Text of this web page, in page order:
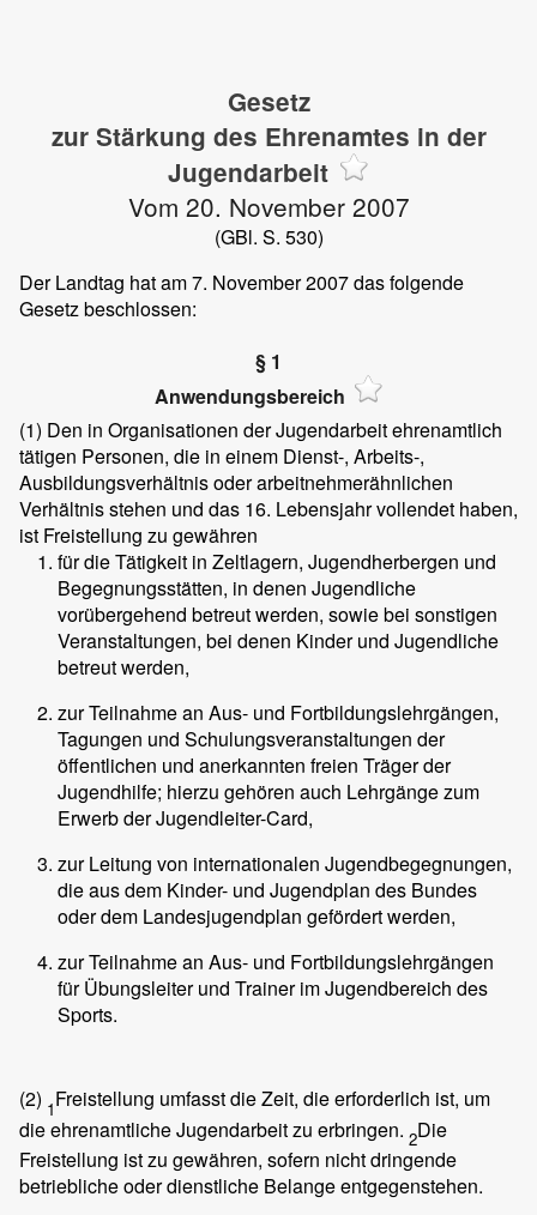
Gesetz
zur Stärkung des Ehrenamtes in der
Jugendarbeit
Vom 20. November 2007
(GBl. S. 530)
Der Landtag hat am 7. November 2007 das folgende
Gesetz beschlossen:
§ 1
Anwendungsbereich
(1) Den in Organisationen der Jugendarbeit ehrenamtlich
tätigen Personen, die in einem Dienst-, Arbeits-,
Ausbildungsverhältnis oder arbeitnehmerähnlichen
Verhältnis stehen und das 16. Lebensjahr vollendet haben,
ist Freistellung zu gewähren
für die Tätigkeit in Zeltlagern, Jugendherbergen und
Begegnungsstätten, in denen Jugendliche
vorübergehend betreut werden, sowie bei sonstigen
Veranstaltungen, bei denen Kinder und Jugendliche
betreut werden,
zur Teilnahme an Aus- und Fortbildungslehrgängen,
Tagungen und Schulungsveranstaltungen der
öffentlichen und anerkannten freien Träger der
Jugendhilfe; hierzu gehören auch Lehrgänge zum
Erwerb der Jugendleiter-Card,
zur Leitung von internationalen Jugendbegegnungen,
die aus dem Kinder- und Jugendplan des Bundes
oder dem Landesjugendplan gefördert werden,
zur Teilnahme an Aus- und Fortbildungslehrgängen
für Übungsleiter und Trainer im Jugendbereich des
Sports.
(2) 1Freistellung umfasst die Zeit, die erforderlich ist, um
die ehrenamtliche Jugendarbeit zu erbringen. 2Die
Freistellung ist zu gewähren, sofern nicht dringende
betriebliche oder dienstliche Belange entgegenstehen.